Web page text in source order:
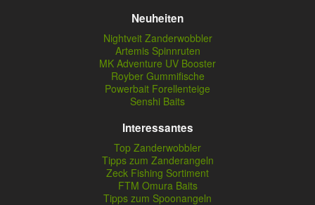
Neuheiten
Nightveit Zanderwobbler
Artemis Spinnruten
MK Adventure UV Booster
Royber Gummifische
Powerbait Forellenteige
Senshi Baits
Interessantes
Top Zanderwobbler
Tipps zum Zanderangeln
Zeck Fishing Sortiment
FTM Omura Baits
Tipps zum Spoonangeln